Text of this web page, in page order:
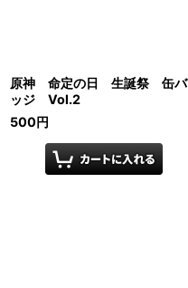
原神 命定の日 生誕祭 缶バ
ッジ Vol.2
500円